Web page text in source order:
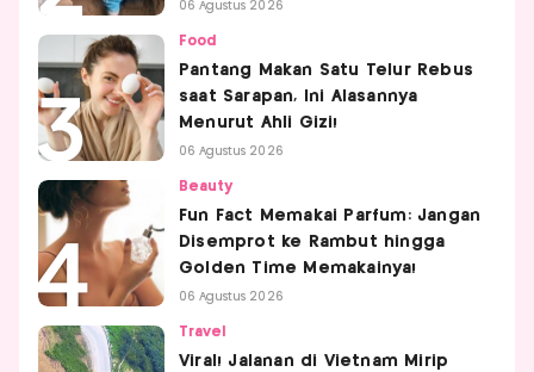
06 Agustus 2026
Food
Pantang Makan Satu Telur Rebus
saat Sarapan, Ini Alasannya
Menurut Ahli Gizi!
06 Agustus 2026
Beauty
Fun Fact Memakai Parfum: Jangan
Disemprot ke Rambut hingga
Golden Time Memakainya!
06 Agustus 2026
Travel
Viral! Jalanan di Vietnam Mirip